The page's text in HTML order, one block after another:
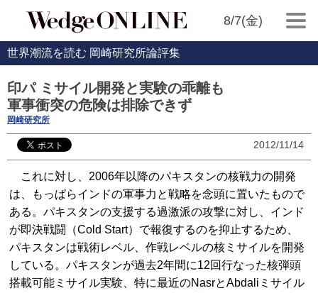
8/7(金)
世界潮流を読む 岡崎研究所論評集
印パ ミサイル開発と実験の乖離も
軍事衝突の危険は排除できず
岡崎研究所
2012/11/14
これに対し、2006年以降のパキスタンの核戦力の開発
は、もっぱらインドの軍事力と戦略を念頭に置いたもので
ある。パキスタンの支援する過激派の攻撃に対し、インド
が即決戦闘（Cold Start）で報復するのを抑止するため、
パキスタンは戦術レベル、作戦レベルの核ミサイルを開発
している。パキスタンが過去2年間に12回行なった核弾頭
搭載可能ミサイル実験、特に最近のNasrとAbdaliミサイル